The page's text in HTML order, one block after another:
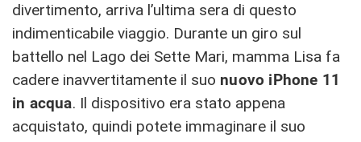
divertimento, arriva l’ultima sera di questo
indimenticabile viaggio. Durante un giro sul
battello nel Lago dei Sette Mari, mamma Lisa fa
cadere inavvertitamente il suo nuovo iPhone 11
in acqua. Il dispositivo era stato appena
acquistato, quindi potete immaginare il suo